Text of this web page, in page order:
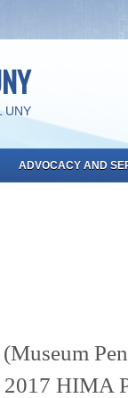
UNY
ADVOCACY AND
HIMA